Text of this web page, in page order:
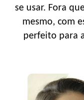
se usar. Fora
mesmo, com
perfeito para